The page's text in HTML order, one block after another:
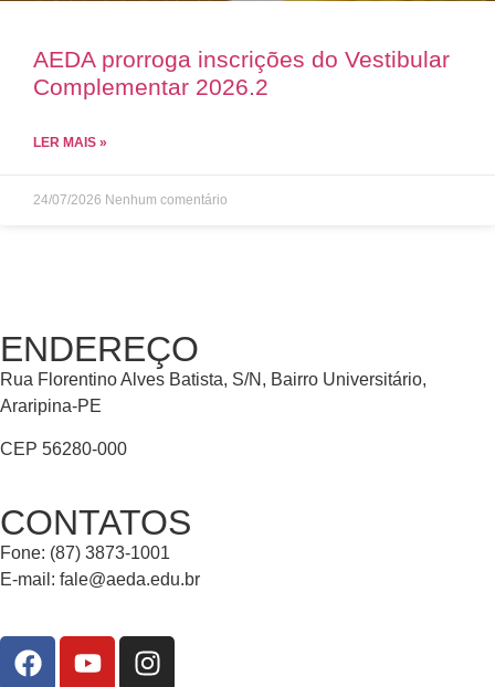
AEDA prorroga inscrições do Vestibular
Complementar 2026.2
LER MAIS »
24/07/2026 Nenhum comentário
ENDEREÇO
Rua Florentino Alves Batista, S/N, Bairro Universitário,
Araripina-PE
CEP 56280-000
CONTATOS
Fone: (87) 3873-1001
E-mail: fale@aeda.edu.br